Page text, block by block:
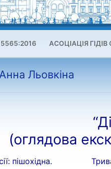
АСОЦІАЦІЯ
Анна Льовкіна
(оглядова
пішохідна.